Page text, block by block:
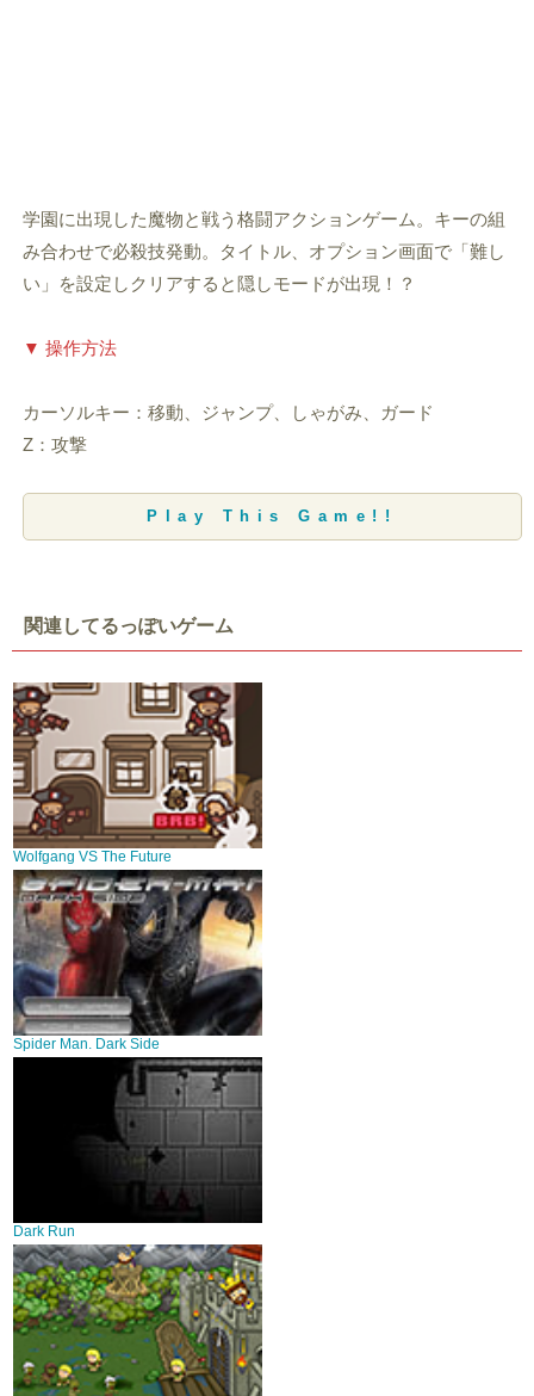
学園に出現した魔物と戦う格闘アクションゲーム。キーの組
み合わせで必殺技発動。タイトル、オプション画面で「難し
い」を設定しクリアすると隠しモードが出現！？
▼ 操作方法
カーソルキー：移動、ジャンプ、しゃがみ、ガード
Z：攻撃
Play This Game!!
関連してるっぽいゲーム
Wolfgang VS The Future
Spider Man. Dark Side
Dark Run